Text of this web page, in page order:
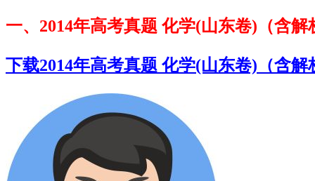
一、2014年高考真题 化学(山东卷)（含解
下载2014年高考真题 化学(山东卷)（含解